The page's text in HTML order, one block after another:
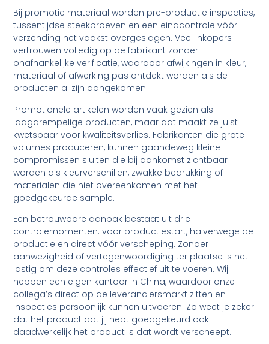
Bij promotie materiaal worden pre-productie inspecties,
tussentijdse steekproeven en een eindcontrole vóór
verzending het vaakst overgeslagen. Veel inkopers
vertrouwen volledig op de fabrikant zonder
onafhankelijke verificatie, waardoor afwijkingen in kleur,
materiaal of afwerking pas ontdekt worden als de
producten al zijn aangekomen.
Promotionele artikelen worden vaak gezien als
laagdrempelige producten, maar dat maakt ze juist
kwetsbaar voor kwaliteitsverlies. Fabrikanten die grote
volumes produceren, kunnen gaandeweg kleine
compromissen sluiten die bij aankomst zichtbaar
worden als kleurverschillen, zwakke bedrukking of
materialen die niet overeenkomen met het
goedgekeurde sample.
Een betrouwbare aanpak bestaat uit drie
controlemomenten: voor productiestart, halverwege de
productie en direct vóór verscheping. Zonder
aanwezigheid of vertegenwoordiging ter plaatse is het
lastig om deze controles effectief uit te voeren. Wij
hebben een eigen kantoor in China, waardoor onze
collega’s direct op de leveranciersmarkt zitten en
inspecties persoonlijk kunnen uitvoeren. Zo weet je zeker
dat het product dat jij hebt goedgekeurd ook
daadwerkelijk het product is dat wordt verscheept.